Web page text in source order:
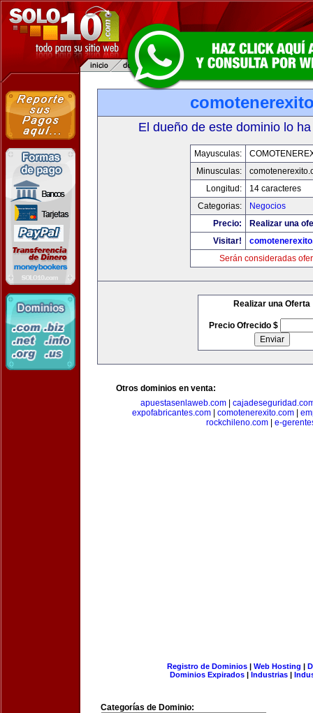
El dueño de este dominio lo
Mayusculas:
Minusculas:
Longitud:
14 caracteres
Categorias:
Negocios
Precio:
Realizar una
Visitar!
Serán consideradas
Realizar una Oferta
Precio Ofrecido $
Otros dominios en venta:
apuestasenlaweb.com
expofabricantes.com| comotenerexito.com|
rockchileno.com| e-
Registro de Dominios| Web Hosting |
Dominios Expirados | Industrias |
Categorías de Dominio: